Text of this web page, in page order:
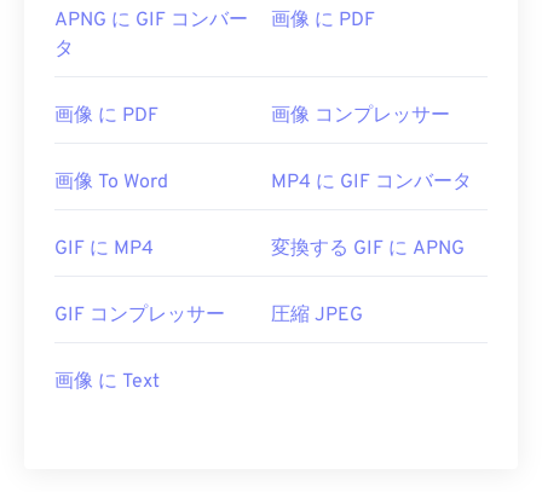
APNG に GIF コンバー
タ
画像 に PDF
画像 に PDF 画像 コンプレッサー
画像 To Word MP4 に GIF コンバータ
GIF に MP4 変換する GIF に APNG
GIF コンプレッサー 圧縮 JPEG
画像 に Text